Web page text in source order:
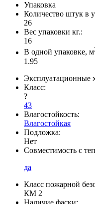
Упаковка
Количество штук в
26
Вес упаковки кг.:
16
В одной упаковке, м
1.95
Эксплуатационные
Класс:
?
43
Влагостойкость:
Влагостойкая
Подложка:
Нет
Совместимость с
да
Класс пожарной
КМ 2
Наличие фаски: